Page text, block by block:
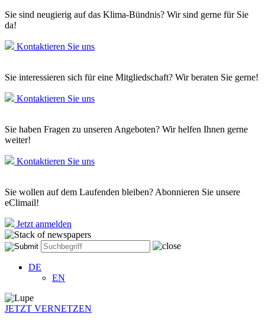
Sie sind neugierig auf das Klima-Bündnis? Wir sind gerne für Sie
da!
Kontaktieren Sie uns
Sie interessieren sich für eine Mitgliedschaft? Wir beraten Sie gerne!
Kontaktieren Sie uns
Sie haben Fragen zu unseren Angeboten? Wir helfen Ihnen gerne
weiter!
Kontaktieren Sie uns
Sie wollen auf dem Laufenden bleiben? Abonnieren Sie unsere
eClimail!
Jetzt anmelden
DE
EN
JETZT VERNETZEN